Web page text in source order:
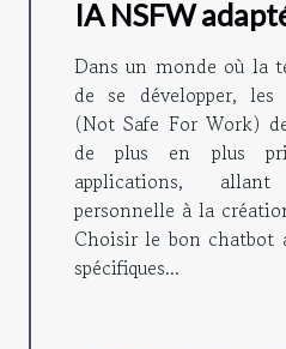
IA NSFW
besoins en 2024
Dans un monde où la
de se développer,
(Not Safe For Work)
de plus en plus
applications,
personnelle à la
Choisir le bon chatbot
spécifiques...